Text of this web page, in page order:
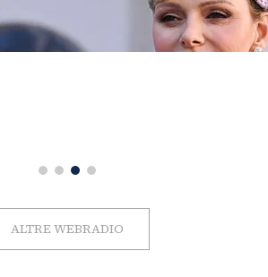
ALTRE WEBRADIO